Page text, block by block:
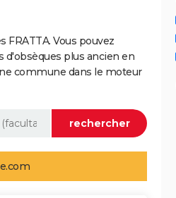
FRATTA. Vous pouvez
d'obsèques plus ancien en
commune dans le moteur